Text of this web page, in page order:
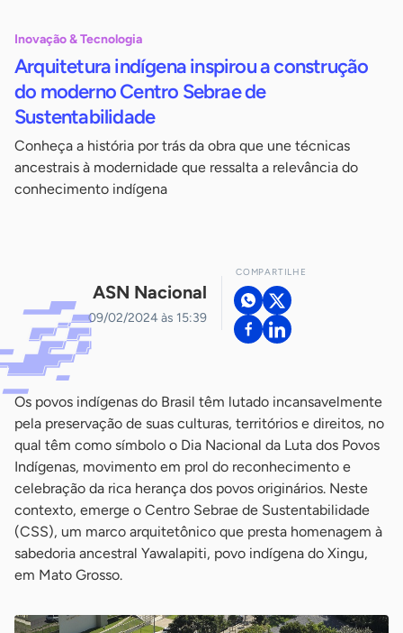
Inovação & Tecnologia
Arquitetura indígena inspirou a construção
do moderno Centro Sebrae de
Sustentabilidade
Conheça a história por trás da obra que une técnicas
ancestrais à modernidade que ressalta a relevância do
conhecimento indígena
ASN Nacional
09/02/2024 às 15:39
COMPARTILHE
Os povos indígenas do Brasil têm lutado incansavelmente
pela preservação de suas culturas, territórios e direitos, no
qual têm como símbolo o Dia Nacional da Luta dos Povos
Indígenas, movimento em prol do reconhecimento e
celebração da rica herança dos povos originários. Neste
contexto, emerge o Centro Sebrae de Sustentabilidade
(CSS), um marco arquitetônico que presta homenagem à
sabedoria ancestral Yawalapiti, povo indígena do Xingu,
em Mato Grosso.